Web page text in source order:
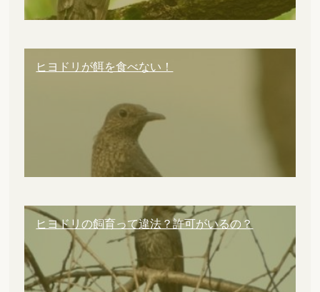
ヒヨドリが餌を食べない！
ヒヨドリの飼育って違法？許可がいるの？